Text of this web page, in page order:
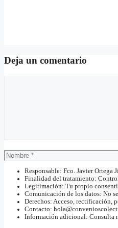
Deja un comentario
Nombre
Responsable: Fco. Javier Ortega
Finalidad del tratamiento:
Legitimación: Tu propio
Comunicación de los datos: No
Derechos: Acceso, rectificación,
Contacto:
Información adicional: Consulta